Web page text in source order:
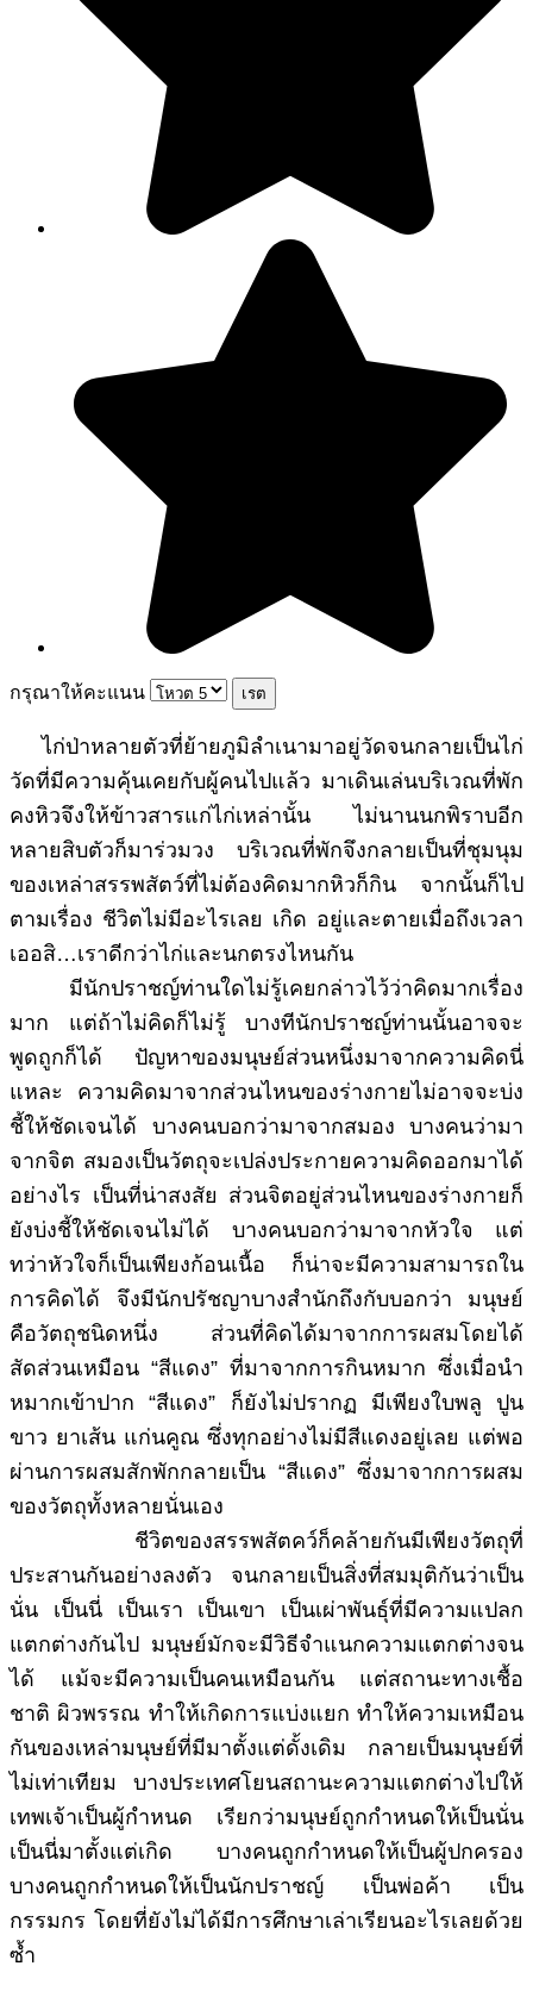
กรุณาให้คะแนน
ไก่ป่าหลายตัวที่ย้ายภูมิลำเนามาอยู่วัดจนกลายเป็นไก่
วัดที่มีความคุ้นเคยกับผู้คนไปแล้ว มาเดินเล่นบริเวณที่พัก
คงหิวจึงให้ข้าวสารแก่ไก่เหล่านั้น ไม่นานนกพิราบอีก
หลายสิบตัวก็มาร่วมวง บริเวณที่พักจึงกลายเป็นที่ชุมนุม
ของเหล่าสรรพสัตว์ที่ไม่ต้องคิดมากหิวก็กิน จากนั้นก็ไป
ตามเรื่อง ชีวิตไม่มีอะไรเลย เกิด อยู่และตายเมื่อถึงเวลา
เออสิ…เราดีกว่าไก่และนกตรงไหนกัน
มีนักปราชญ์ท่านใดไม่รู้เคยกล่าวไว้ว่าคิดมากเรื่อง
มาก แต่ถ้าไม่คิดก็ไม่รู้ บางทีนักปราชญ์ท่านนั้นอาจจะ
พูดถูกก็ได้ ปัญหาของมนุษย์ส่วนหนึ่งมาจากความคิดนี่
แหละ ความคิดมาจากส่วนไหนของร่างกายไม่อาจจะบ่ง
ชี้ให้ชัดเจนได้ บางคนบอกว่ามาจากสมอง บางคนว่ามา
จากจิต สมองเป็นวัตถุจะเปล่งประกายความคิดออกมาได้
อย่างไร เป็นที่น่าสงสัย ส่วนจิตอยู่ส่วนไหนของร่างกายก็
ยังบ่งชี้ให้ชัดเจนไม่ได้ บางคนบอกว่ามาจากหัวใจ แต่
ทว่าหัวใจก็เป็นเพียงก้อนเนื้อ ก็น่าจะมีความสามารถใน
การคิดได้ จึงมีนักปรัชญาบางสำนักถึงกับบอกว่า มนุษย์
คือวัตถุชนิดหนึ่ง ส่วนที่คิดได้มาจากการผสมโดยได้
สัดส่วนเหมือน “สีแดง” ที่มาจากการกินหมาก ซึ่งเมื่อนำ
หมากเข้าปาก “สีแดง” ก็ยังไม่ปรากฏ มีเพียงใบพลู ปูน
ขาว ยาเส้น แก่นคูณ ซึ่งทุกอย่างไม่มีสีแดงอยู่เลย แต่พอ
ผ่านการผสมสักพักกลายเป็น “สีแดง” ซึ่งมาจากการผสม
ของวัตถุทั้งหลายนั่นเอง
ชีวิตของสรรพสัตคว์ก็คล้ายกันมีเพียงวัตถุที่
ประสานกันอย่างลงตัว จนกลายเป็นสิ่งที่สมมุติกันว่าเป็น
นั่น เป็นนี่ เป็นเรา เป็นเขา เป็นเผ่าพันธุ์ที่มีความแปลก
แตกต่างกันไป มนุษย์มักจะมีวิธีจำแนกความแตกต่างจน
ได้ แม้จะมีความเป็นคนเหมือนกัน แต่สถานะทางเชื้อ
ชาติ ผิวพรรณ ทำให้เกิดการแบ่งแยก ทำให้ความเหมือน
กันของเหล่ามนุษย์ที่มีมาตั้งแต่ดั้งเดิม กลายเป็นมนุษย์ที่
ไม่เท่าเทียม บางประเทศโยนสถานะความแตกต่างไปให้
เทพเจ้าเป็นผู้กำหนด เรียกว่ามนุษย์ถูกกำหนดให้เป็นนั่น
เป็นนี่มาตั้งแต่เกิด บางคนถูกกำหนดให้เป็นผู้ปกครอง
บางคนถูกกำหนดให้เป็นนักปราชญ์ เป็นพ่อค้า เป็น
กรรมกร โดยที่ยังไม่ได้มีการศึกษาเล่าเรียนอะไรเลยด้วย
ซ้ำ